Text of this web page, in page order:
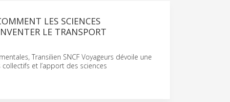
LES SCIENCES
LE TRANSPORT
Transilien SNCF Voyageurs dévoile une
et l’apport des sciences